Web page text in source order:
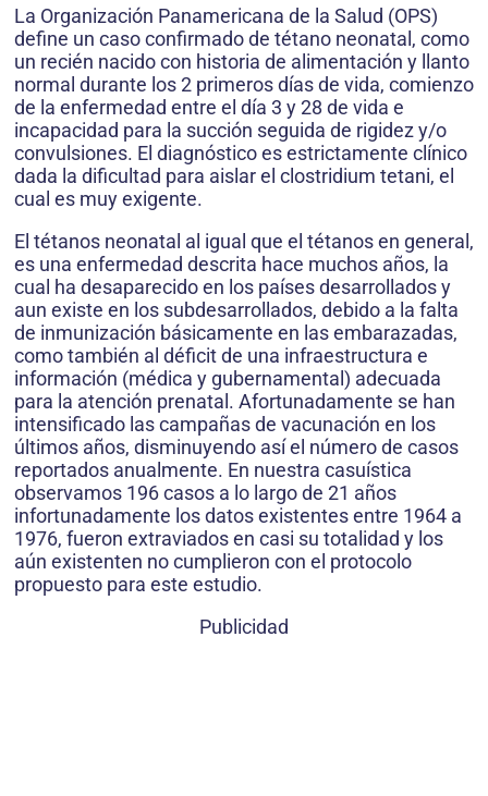
La Organización Panamericana de la Salud (OPS)
define un caso confirmado de tétano neonatal, como
un recién nacido con historia de alimentación y llanto
normal durante los 2 primeros días de vida, comienzo
de la enfermedad entre el día 3 y 28 de vida e
incapacidad para la succión seguida de rigidez y/o
convulsiones. El diagnóstico es estrictamente clínico
dada la dificultad para aislar el clostridium tetani, el
cual es muy exigente.
El tétanos neonatal al igual que el tétanos en general,
es una enfermedad descrita hace muchos años, la
cual ha desaparecido en los países desarrollados y
aun existe en los subdesarrollados, debido a la falta
de inmunización básicamente en las embarazadas,
como también al déficit de una infraestructura e
información (médica y gubernamental) adecuada
para la atención prenatal. Afortunadamente se han
intensificado las campañas de vacunación en los
últimos años, disminuyendo así el número de casos
reportados anualmente. En nuestra casuística
observamos 196 casos a lo largo de 21 años
infortunadamente los datos existentes entre 1964 a
1976, fueron extraviados en casi su totalidad y los
aún existenten no cumplieron con el protocolo
propuesto para este estudio.
Publicidad